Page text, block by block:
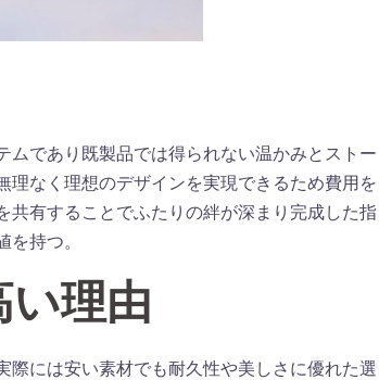
であり既製品では得られない温かみとストー
理なく理想のデザインを実現できるため費用を
有することでふたりの絆が深まり完成した指
持つ。
理由
には安い素材でも耐久性や美しさに優れた選